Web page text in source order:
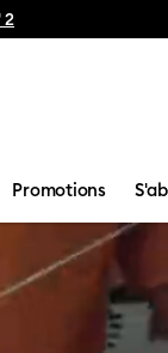
Promotions